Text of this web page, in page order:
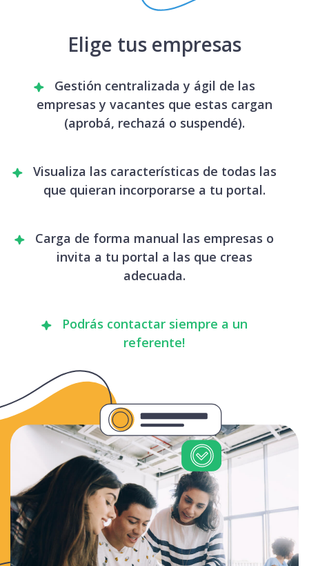
Elige tus empresas
Gestión centralizada y ágil de las
empresas y vacantes que estas cargan
(aprobá, rechazá o suspendé).
Visualiza las características de todas las
que quieran incorporarse a tu portal.
Carga de forma manual las empresas o
invita a tu portal a las que creas
adecuada.
Podrás contactar siempre a un
referente!